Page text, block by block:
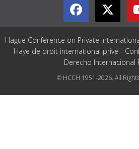
Hague Conference on Private
Haye de droit international privé -
Derecho Internacional
© HCCH 1951-2026. All